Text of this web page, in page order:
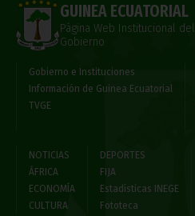
GUINEA ECUATORIAL
Página Web Institucional del
Gobierno
Gobierno e Instituciones
Información de Guinea Ecuatorial
TVGE
NOTICIAS
ÁFRICA
ECONOMÍA
CULTURA
DEPORTES
FIJA
Estadísticas INEGE
Fototeca